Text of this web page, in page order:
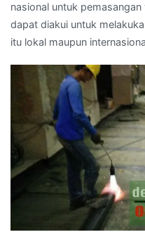
nasional untuk
dapat diakui untuk
itu lokal maupun